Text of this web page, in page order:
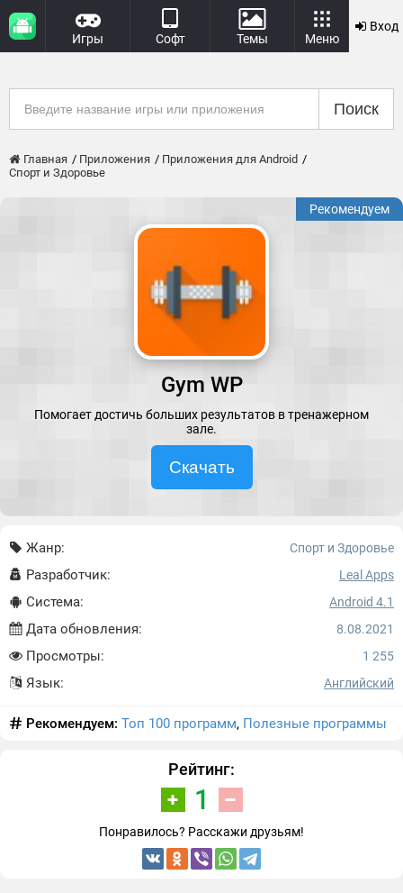
Игры Софт Темы Меню
Вход
Поиск
Главная Приложения
Приложения для Android
Спорт и Здоровье
Рекомендуем
Gym WP
Помогает достичь больших результатов в тренажерном
зале.
Скачать
Жанр: Спорт и Здоровье
Разработчик: Leal Apps
Система: Android 4.1
Дата обновления: 8.08.2021
Просмотры: 1 255
Язык: Английский
Рекомендуем: Топ 100 программ, Полезные программы
Рейтинг:
1
Понравилось? Расскажи друзьям!